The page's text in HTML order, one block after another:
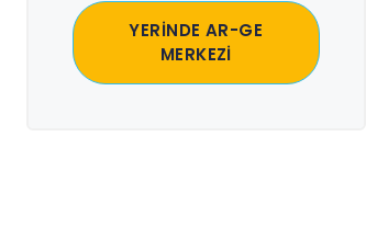
YERİNDE AR-GE
MERKEZİ